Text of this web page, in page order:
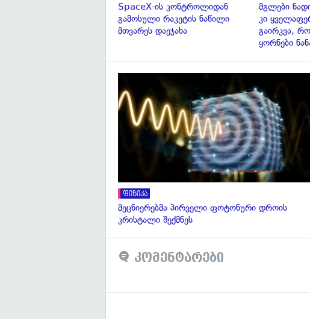
SpaceX-ის კონტროლიდან
გამოსული რაკეტის ნაწილი
მთვარეს დაეჯახა
მგლები
კი
გაირკვა,
ყორნები
ფიზიკა
მეცნიერებმა პირველი ფოტონური დროის
კრისტალი შექმნეს
კომენტარები